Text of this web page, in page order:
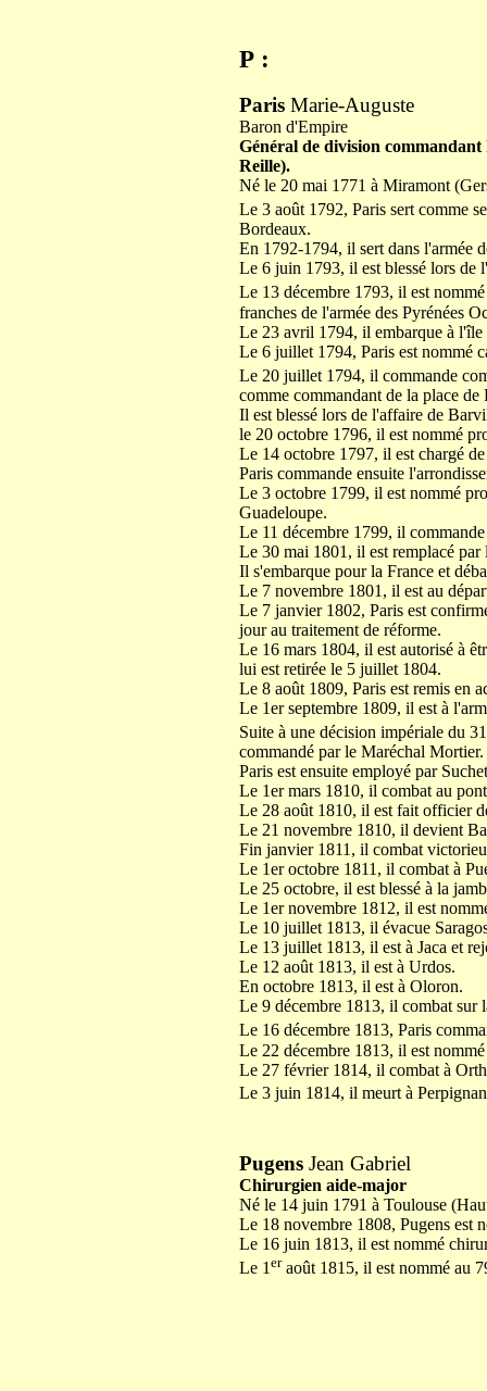
P :
Paris Marie-Auguste
Baron d'Empire
Général de division commandant
Reille).
Né le 20 mai 1771 à Miramont
Le 3 août 1792, Paris sert comme
Bordeaux.
En 1792-1794, il sert dans l'armée
Le 6 juin 1793, il est blessé lors de
Le 13 décembre 1793, il est
franches de l'armée des Pyrénées
Le 23 avril 1794, il embarque à
Le 6 juillet 1794, Paris est nommé
Le 20 juillet 1794, il commande
comme commandant de la place
Il est blessé lors de l'affaire de
le 20 octobre 1796, il est nommé
Le 14 octobre 1797, il est chargé
Paris commande ensuite
Le 3 octobre 1799, il est nommé
Guadeloupe.
Le 11 décembre 1799, il
Le 30 mai 1801, il est remplacé par
Il s'embarque pour la France et
Le 7 novembre 1801, il est au
Le 7 janvier 1802, Paris est
jour au traitement de réforme.
Le 16 mars 1804, il est autorisé à
lui est retirée le 5 juillet 1804.
Le 8 août 1809, Paris est remis en
Le 1er septembre 1809, il est à
Suite à une décision impériale du
commandé par le Maréchal Mortier.
Paris est ensuite employé par
Le 1er mars 1810, il combat au
Le 28 août 1810, il est fait officier
Le 21 novembre 1810, il devient
Fin janvier 1811, il combat
Le 1er octobre 1811, il combat à
Le 25 octobre, il est blessé à la
Le 1er novembre 1812, il est
Le 10 juillet 1813, il évacue
Le 13 juillet 1813, il est à Jaca et
Le 12 août 1813, il est à Urdos.
En octobre 1813, il est à Oloron.
Le 9 décembre 1813, il combat sur
Le 16 décembre 1813, Paris
Le 22 décembre 1813, il est
Le 27 février 1814, il combat à
Le 3 juin 1814, il meurt à
Pugens Jean Gabriel
Chirurgien aide-major
Né le 14 juin 1791 à Toulouse
Le 18 novembre 1808, Pugens est
Le 16 juin 1813, il est nommé
Le 1 eraoût 1815, il est nommé au